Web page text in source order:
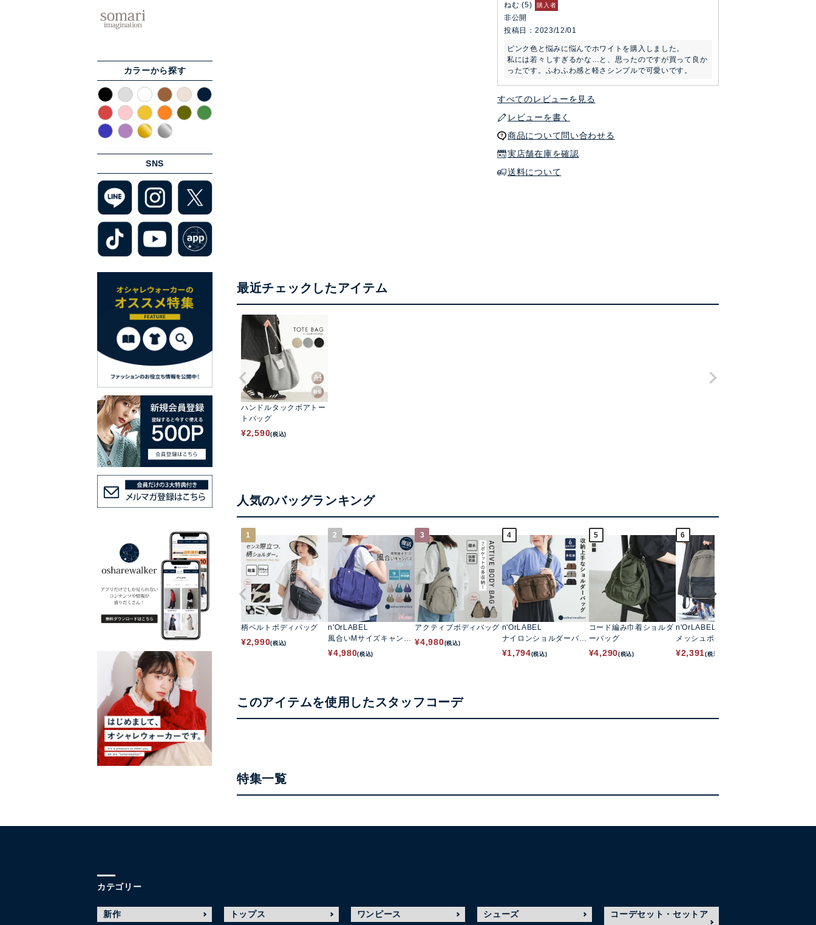
カラーから探す
SNS
ねむ 5 購入者
非公開
投稿日
2023/12/01
ピンク色と悩みに悩んでホワイトを購入しました。
私には若々しすぎるかな…と、思ったのですが買って良か
ったです。ふわふわ感と軽さシンプルで可愛いです。
すべてのレビューを見る
レビューを書く
商品について問い合わせる
実店舗在庫を確認
送料について
最近チェックしたアイテム
ハンドルタックボアトー
トバッグ
¥2,590(税込)
人気のバッグランキング
1
柄ベルトボディバッグ
¥2,990(税込)
2
n'OrLABEL
風合いMサイズキャンバ
ストートバッグ
¥4,980(税込)
3
アクティブボディバッグ
¥4,980(税込)
4
n'OrLABEL
ナイロンショルダーバッ
グ
¥1,794(税込)
5
コード編み巾着ショルダ
ーバッグ
¥4,290(税込)
6
n'OrLABEL
メッシュポケットリュッ
クサック
¥2,391(税込)
このアイテムを使用したスタッフコーデ
特集一覧
カテゴリー
新作 トップス ワンピース シューズ
コーデセット・セットア